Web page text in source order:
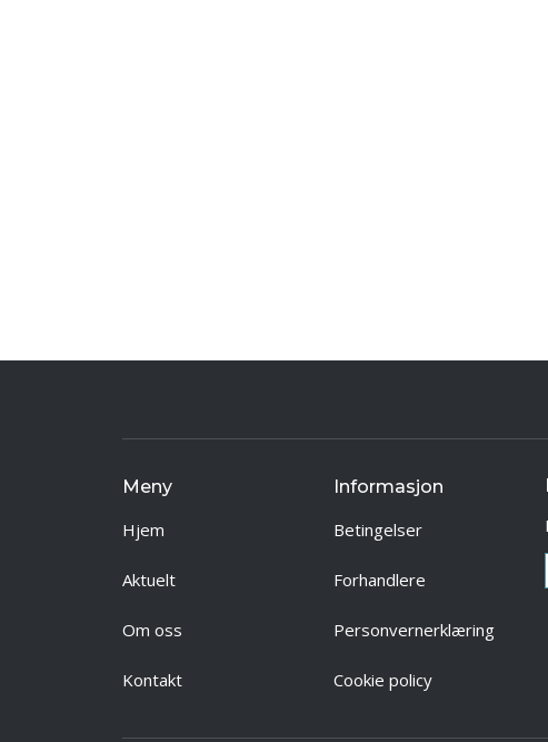
Meny
Hjem
Aktuelt
Om oss
Kontakt
Informasjon
Betingelser
Forhandlere
Personvernerklæring
Cookie policy